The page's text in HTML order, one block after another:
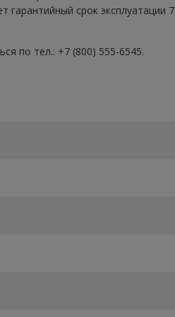
срок эксплуатации 7
по тел.: +7 (800) 555-6545.